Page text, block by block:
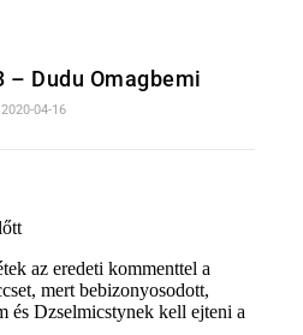
Dudu Omagbemi
2020-04-16